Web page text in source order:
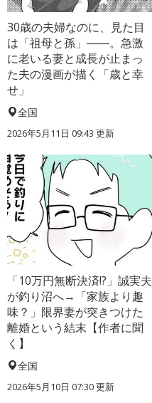
30歳の夫婦なのに、見た目
は「祖母と孫」――。急激
に老いる妻と成長が止まっ
た夫の漫画が描く「歳と幸
せ」
全国
2026年5月11日 09:43 更新
「10万円無断決済!?」誠実夫
が釣り沼へ→「家族より趣
味？」限界妻が突きつけた
離婚という結末【作者に聞
く】
全国
2026年5月10日 07:30 更新